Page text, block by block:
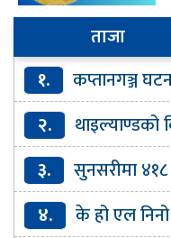
ताजा
१.
कप्तानगञ्ज
आन्दोलन
२.
थाइल्याण्डको
संख्या ७ पुग्यो
३.
सुनसरीमा
४ जना पक्राउ
४.
के हो एल